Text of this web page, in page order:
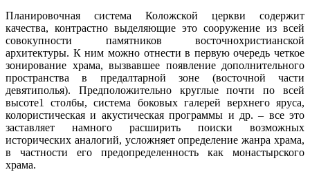
Планировочная система Коложской церкви содержит
качества, контрастно выделяющие это сооружение из всей
совокупности памятников восточнохристианской
архитектуры. К ним можно отнести в первую очередь четкое
зонирование храма, вызвавшее появление дополнительного
пространства в предалтарной зоне (восточной части
девятиполья). Предположительно круглые почти по всей
высоте1 столбы, система боковых галерей верхнего яруса,
колористическая и акустическая программы и др. – все это
заставляет намного расширить поиски возможных
исторических аналогий, усложняет определение жанра храма,
в частности его предопределенность как монастырского
храма.